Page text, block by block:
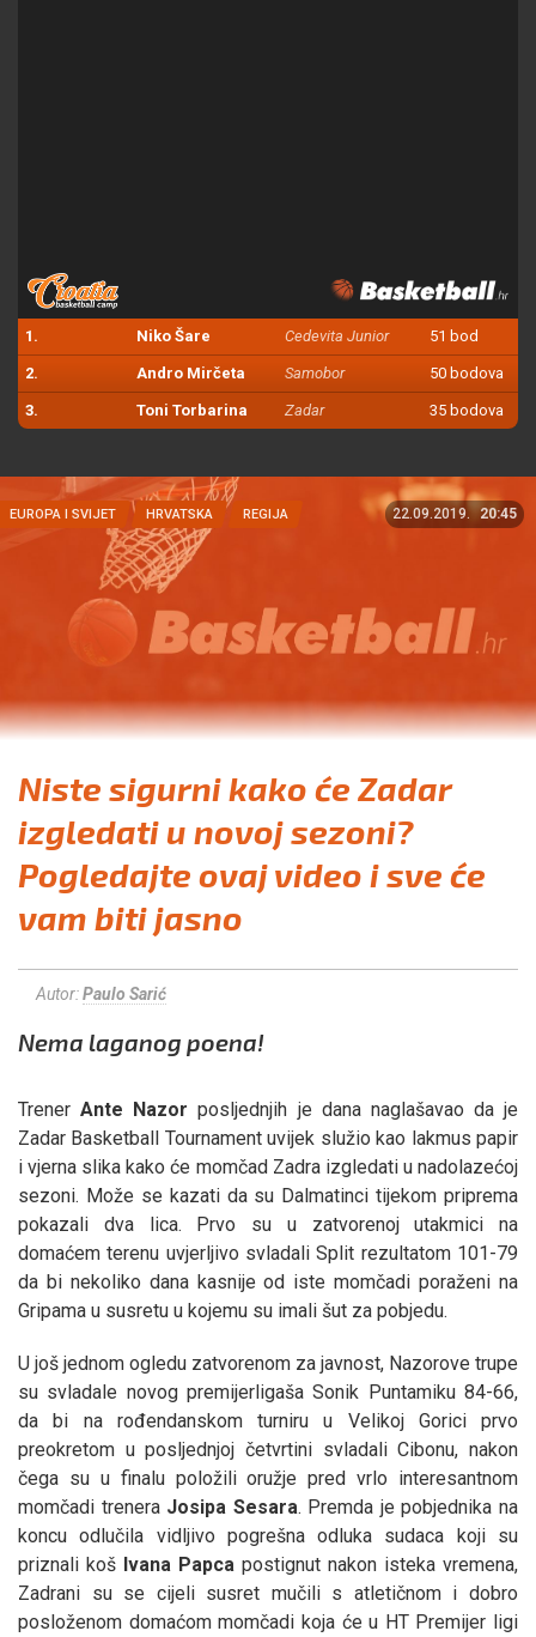
1. Niko Šare Cedevita Junior 51 bod
2. Andro Mirčeta Samobor 50 bodova
3. Toni Torbarina Zadar 35 bodova
EUROPA I SVIJET HRVATSKA REGIJA 22.09.2019. 20:45
Niste sigurni kako će Zadar
izgledati u novoj sezoni?
Pogledajte ovaj video i sve će
vam biti jasno
Autor:Paulo Sarić
Nema laganog poena!
TrenerAnte Nazor posljednjih je dana naglašavao da je
Zadar Basketball Tournament uvijek služio kao lakmus papir
i vjerna slika kako će momčad Zadra izgledati u nadolazećoj
sezoni. Može se kazati da su Dalmatinci tijekom priprema
pokazali dva lica. Prvo su u zatvorenoj utakmici na
domaćem terenu uvjerljivo svladali Split rezultatom 101-79
da bi nekoliko dana kasnije od iste momčadi poraženi na
Gripama u susretu u kojemu su imali šut za pobjedu.
U još jednom ogledu zatvorenom za javnost, Nazorove trupe
su svladale novog premijerligaša Sonik Puntamiku 84-66,
da bi na rođendanskom turniru u Velikoj Gorici prvo
preokretom u posljednjoj četvrtini svladali Cibonu, nakon
čega su u finalu položili oružje pred vrlo interesantnom
momčadi trenera Josipa Sesara. Premda je pobjednika na
koncu odlučila vidljivo pogrešna odluka sudaca koji su
priznali koš Ivana Papca postignut nakon isteka vremena,
Zadrani su se cijeli susret mučili s atletičnom i dobro
posloženom domaćom momčadi koja će u HT Premijer ligi